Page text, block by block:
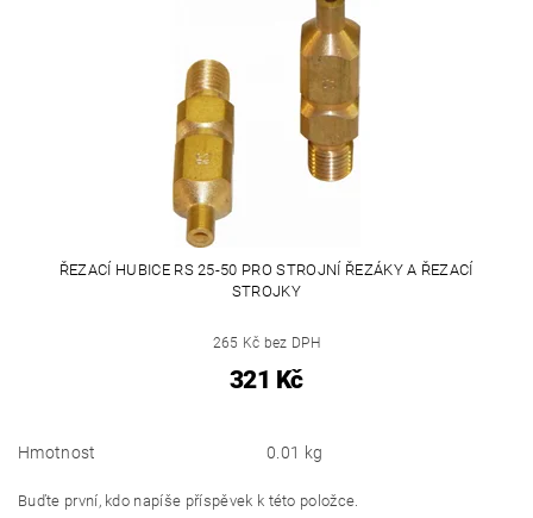
ŘEZACÍ HUBICE RS 25-50 PRO STROJNÍ ŘEZÁKY A ŘEZACÍ
STROJKY
265 Kč bez DPH
321 Kč
Hmotnost 0.01 kg
Buďte první, kdo napíše příspěvek k této položce.